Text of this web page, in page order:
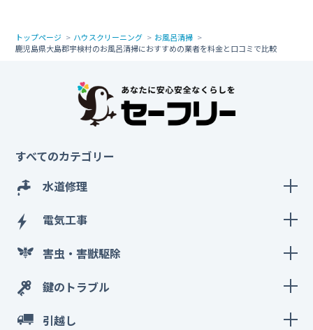
トップページ ハウスクリーニング
お風呂清掃
鹿児島県大島郡宇検村のお風呂清掃におすすめの業者を料金と口コミで比較
すべてのカテゴリー
水道修理
電気工事
害虫・害獣駆除
鍵のトラブル
引越し